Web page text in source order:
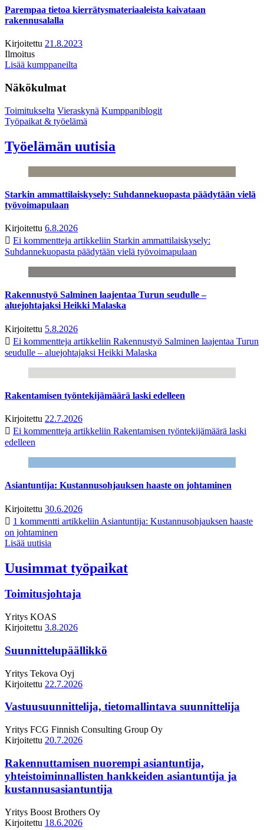
Parempaa tietoa kierrätysmateriaaleista kaivataan
rakennusalalla
Kirjoitettu 21.8.2023
Ilmoitus
Lisää kumppaneilta
Näkökulmat
Toimitukselta Vieraskynä Kumppaniblogit
Työpaikat & työelämä
Työelämän uutisia
Starkin ammattilaiskysely: Suhdannekuopasta päädytään vielä
työvoimapulaan
Kirjoitettu 6.8.2026
Ei kommentteja artikkeliin Starkin ammattilaiskysely:
Suhdannekuopasta päädytään vielä työvoimapulaan
Rakennustyö Salminen laajentaa Turun seudulle –
aluejohtajaksi Heikki Malaska
Kirjoitettu 5.8.2026
Ei kommentteja artikkeliin Rakennustyö Salminen laajentaa Turun
seudulle – aluejohtajaksi Heikki Malaska
Rakentamisen työntekijämäärä laski edelleen
Kirjoitettu 22.7.2026
Ei kommentteja artikkeliin Rakentamisen työntekijämäärä laski
edelleen
Asiantuntija: Kustannusohjauksen haaste on johtaminen
Kirjoitettu 30.6.2026
1 kommentti artikkeliin Asiantuntija: Kustannusohjauksen haaste
on johtaminen
Lisää uutisia
Uusimmat työpaikat
Toimitusjohtaja
Yritys KOAS
Kirjoitettu 3.8.2026
Suunnittelupäällikkö
Yritys Tekova Oyj
Kirjoitettu 22.7.2026
Vastuusuunnittelija, tietomallintava suunnittelija
Yritys FCG Finnish Consulting Group Oy
Kirjoitettu 20.7.2026
Rakennuttamisen nuorempi asiantuntija,
yhteistoiminnallisten hankkeiden asiantuntija ja
kustannusasiantuntija
Yritys Boost Brothers Oy
Kirjoitettu 18.6.2026